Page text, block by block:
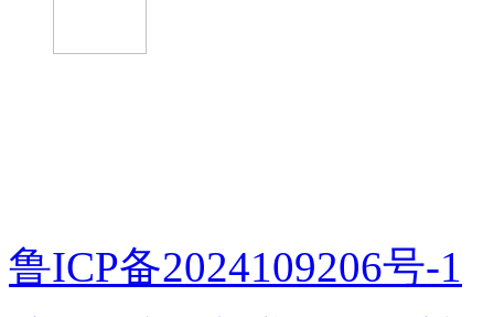
鲁ICP备2024109206号-1